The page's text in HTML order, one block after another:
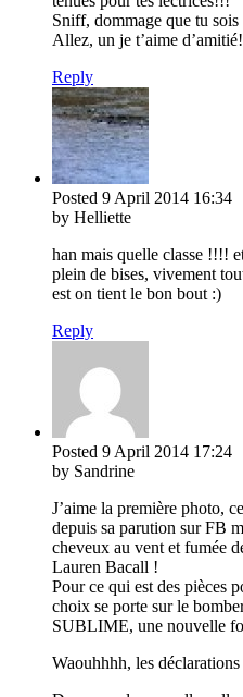
Sniff, dommage que tu
Allez, un je t’aime
Reply
Posted 9 April 2014 16:34
by Helliette
han mais quelle classe !!!!
plein de bises, vivement
est on tient le bon bout :)
Reply
Posted 9 April 2014 17:24
by Sandrine
J’aime la première photo,
depuis sa parution sur FB
cheveux au vent et fumée
Lauren Bacall !
Pour ce qui est des pièces
choix se porte sur le
SUBLIME, une nouvelle
Waouhhhh, les déclarations